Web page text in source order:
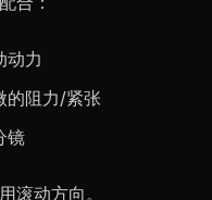
动力
的阻力/紧张
镜
滚动方向。